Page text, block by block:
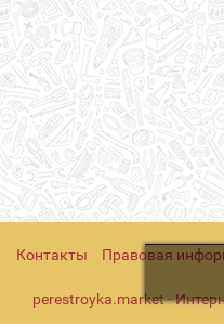
Контакты Правовая
perestroyka.market -